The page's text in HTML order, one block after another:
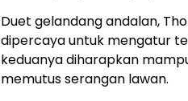
Duet gelandang andalan,
dipercaya untuk mengatur
keduanya diharapkan
memutus serangan lawan.